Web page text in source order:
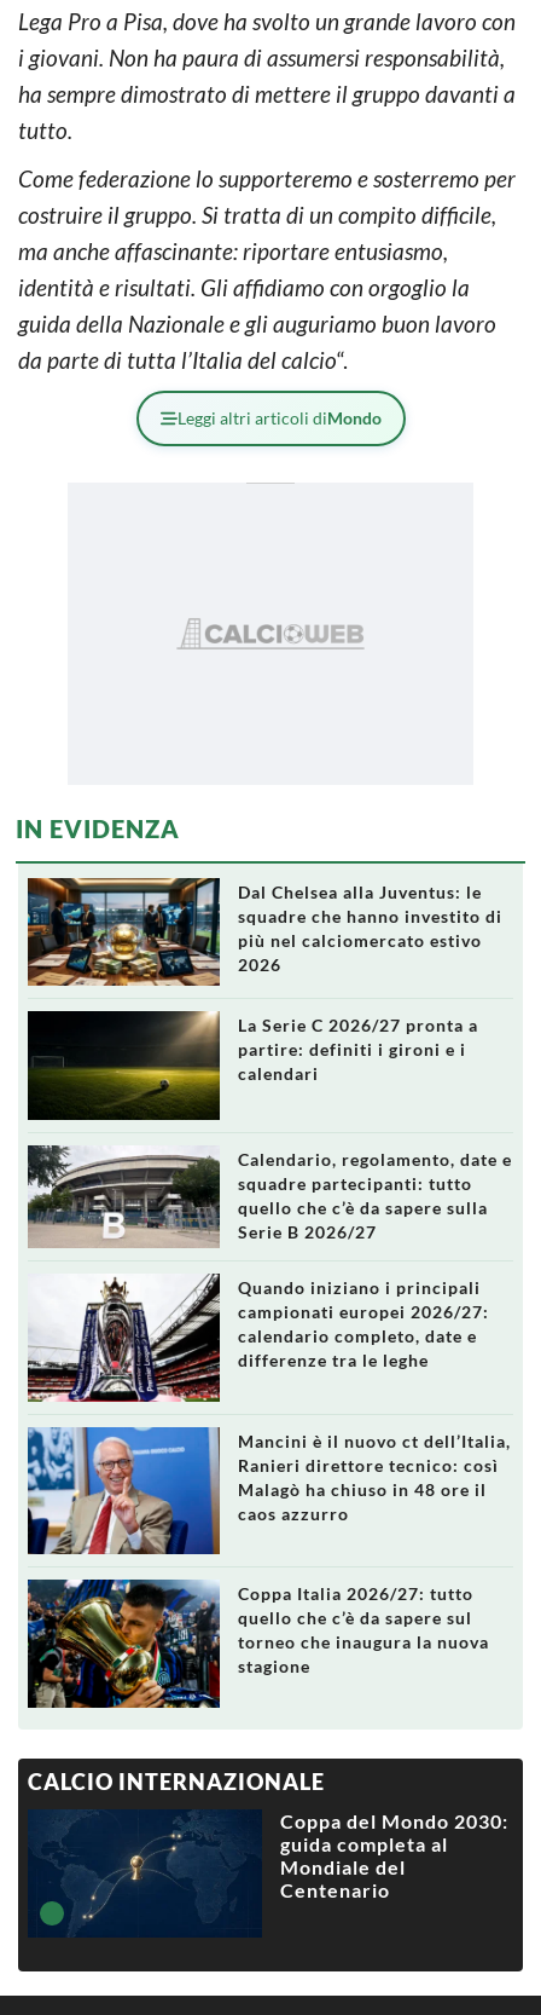
Lega Pro a Pisa, dove ha svolto un grande lavoro con
i giovani. Non ha paura di assumersi responsabilità,
ha sempre dimostrato di mettere il gruppo davanti a
tutto.
Come federazione lo supporteremo e sosterremo per
costruire il gruppo. Si tratta di un compito difficile,
ma anche affascinante: riportare entusiasmo,
identità e risultati. Gli affidiamo con orgoglio la
guida della Nazionale e gli auguriamo buon lavoro
da parte di tutta l’Italia del calcio“.
Leggi altri articoli diMondo
IN EVIDENZA
Dal Chelsea alla Juventus: le
squadre che hanno investito di
più nel calciomercato estivo
2026
La Serie C 2026/27 pronta a
partire: definiti i gironi e i
calendari
Calendario, regolamento, date e
squadre partecipanti: tutto
quello che c’è da sapere sulla
Serie B 2026/27
Quando iniziano i principali
campionati europei 2026/27:
calendario completo, date e
differenze tra le leghe
Mancini è il nuovo ct dell’Italia,
Ranieri direttore tecnico: così
Malagò ha chiuso in 48 ore il
caos azzurro
Coppa Italia 2026/27: tutto
quello che c’è da sapere sul
torneo che inaugura la nuova
stagione
CALCIO INTERNAZIONALE
Coppa del Mondo 2030:
guida completa al
Mondiale del
Centenario